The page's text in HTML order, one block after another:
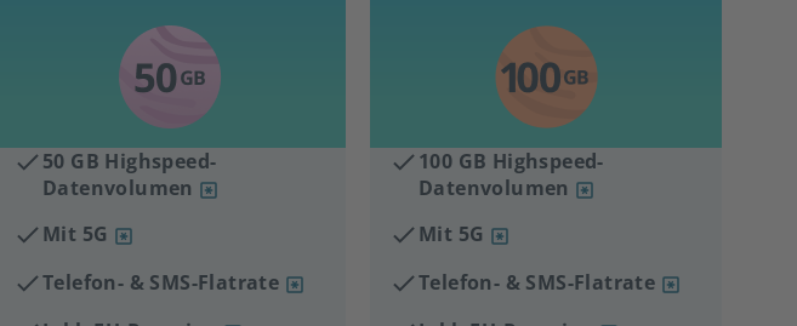
50 GB Highspeed-
Datenvolumen
Mit 5G
Telefon- & SMS-Flatrate
100 GB Highspeed-
Datenvolumen
Mit 5G
Telefon- & SMS-Flatrate